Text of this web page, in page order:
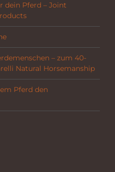
dein Pferd – Joint
– zum 40-
Natural Horsemanship
Pferd den